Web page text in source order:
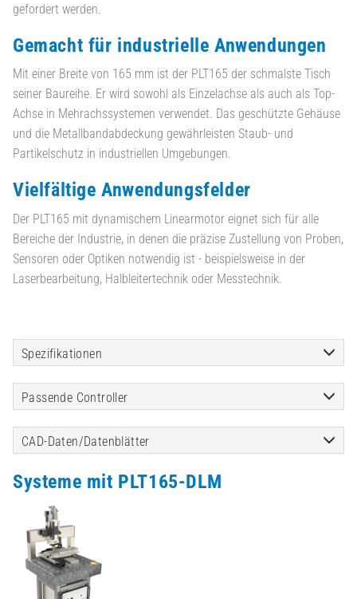
gefordert werden.
Gemacht für industrielle Anwendungen
Mit einer Breite von 165 mm ist der PLT165 der schmalste Tisch
seiner Baureihe. Er wird sowohl als Einzelachse als auch als Top-
Achse in Mehrachssystemen verwendet. Das geschützte Gehäuse
und die Metallbandabdeckung gewährleisten Staub- und
Partikelschutz in industriellen Umgebungen.
Vielfältige Anwendungsfelder
Der PLT165 mit dynamischem Linearmotor eignet sich für alle
Bereiche der Industrie, in denen die präzise Zustellung von Proben,
Sensoren oder Optiken notwendig ist - beispielsweise in der
Laserbearbeitung, Halbleitertechnik oder Messtechnik.
Spezifikationen
Passende Controller
CAD-Daten/Datenblätter
Systeme mit PLT165-DLM